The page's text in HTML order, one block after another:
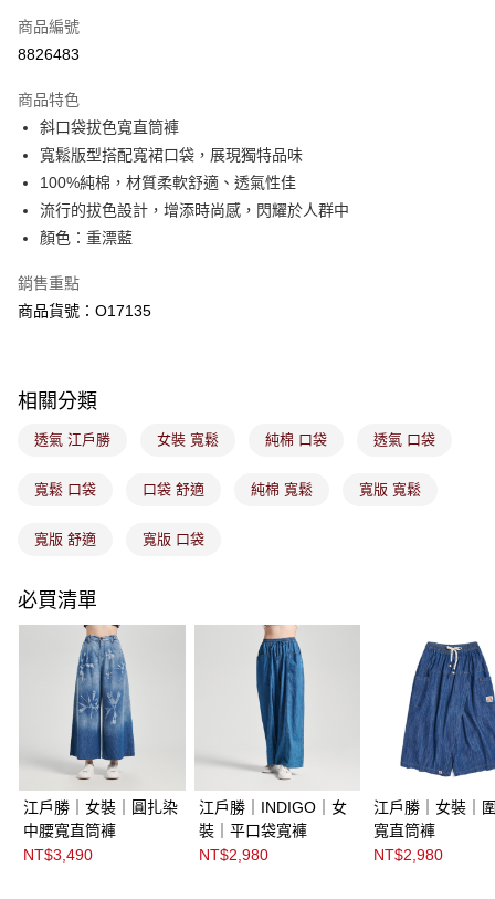
２．訂單成立數日內，您將收到繳費通知簡訊。
３．收到繳費通知簡訊後14天內，點擊此簡訊中的連結，可透過四大超商／
購買商品的店家。未經商家同意取消之訂單仍視為有效，需透過AFTEE先享
後付繳納相關費用。
※ 交易是否成功請以「AFTEE先享後付 」之結帳頁面顯示為準，若有關於
是否繳費成功／繳費後需取消欲退款等相關疑問，請聯繫「AFTEE先享後付
客戶支援中心」https://netprotections.freshdesk.com/support/home
１．透過由恩沛科技股份有限公司提供之「AFTEE先享後付」服務完成之交
權轉讓予恩沛科技股份有限公司。
２．關於個人資料處理事宜，請瀏覽以下網址：
４．使用「AFTEE先享後付」時，將依據個別帳號之用戶狀況，依本公司即
請求用戶進行身份認證。
恩沛科技股份有限公司將有權停止該用戶之使用額度並採取法律行動。
免運費
免運費
付款後萊爾富取貨
免運費
7-11取貨付款
免運費
付款後7-11取貨
免運費
免運費
付款後門市取貨
商品編號
8826483
商品特色
斜口袋拔色寬直筒褲
寬鬆版型搭配寬裙口袋，展現獨特品味
100%純棉，材質柔軟舒適、透氣性佳
流行的拔色設計，增添時尚感，閃耀於人群中
顏色：重漂藍
銷售重點
商品貨號：O17135
相關分類
透氣 江戶勝 女裝 寬鬆 純棉 口袋 透氣 口袋
寬鬆 口袋 口袋 舒適 純棉 寬鬆 寬版 寬鬆
寬版 舒適 寬版 口袋
必買清單
江戶勝｜女裝｜圓扎染
中腰寬直筒褲
NT$3,490
江戶勝｜INDIGO｜女
裝｜平口袋寬褲
NT$2,980
江戶勝｜女裝｜
寬直筒褲
NT$2,980